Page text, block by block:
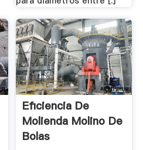
Eficiencia De
Molienda Molino De
Bolas